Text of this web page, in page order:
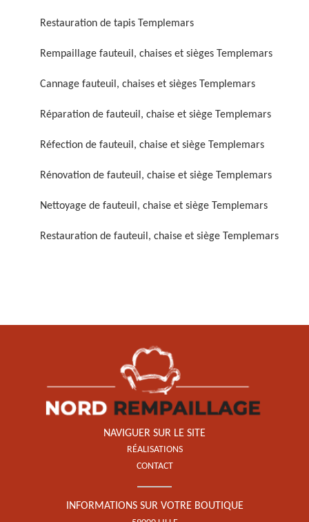
chaise et siège 59
chaise et siège 59
Rénovation de fauteuil,
Nettoyage de fauteuil,
Restauration de tapis Templemars
Rempaillage fauteuil, chaises et sièges Templemars
Cannage fauteuil, chaises et sièges Templemars
Réparation de fauteuil, chaise et siège Templemars
Réfection de fauteuil, chaise et siège Templemars
Rénovation de fauteuil, chaise et siège Templemars
Nettoyage de fauteuil, chaise et siège Templemars
Restauration de fauteuil, chaise et siège Templemars
NAVIGUER SUR LE SITE
RÉALISATIONS
CONTACT
INFORMATIONS SUR VOTRE BOUTIQUE